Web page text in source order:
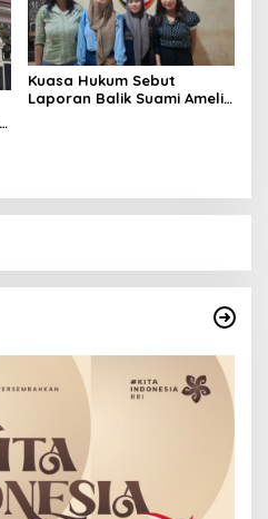
Kuasa Hukum Sebut
Laporan Balik Suami Amelia